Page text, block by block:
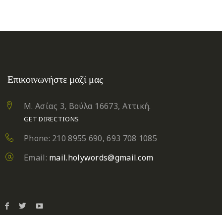
Επικοινωνήστε μαζί μας
Μ. Ασίας 3, Βούλα 16673, Αττική.
GET DIRECTIONS
Phone: 210 8955 690, 693 708 1085
Email: mail.holywords@gmail.com